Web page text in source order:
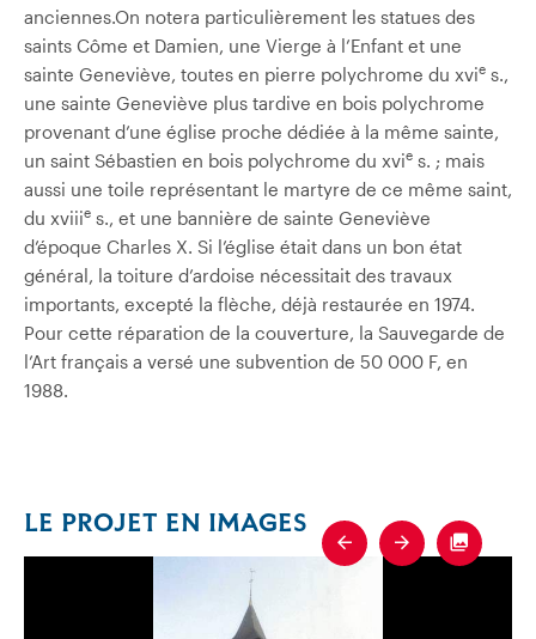
anciennes.On notera particulièrement les statues des
saints Côme et Damien, une Vierge à l’Enfant et une
sainte Geneviève, toutes en pierre polychrome du xvie s.,
une sainte Geneviève plus tardive en bois polychrome
provenant d’une église proche dédiée à la même sainte,
un saint Sébastien en bois polychrome du xvie s. ; mais
aussi une toile représentant le martyre de ce même saint,
du xviiie s., et une bannière de sainte Geneviève
d’époque Charles X. Si l’église était dans un bon état
général, la toiture d’ardoise nécessitait des travaux
importants, excepté la flèche, déjà restaurée en 1974.
Pour cette réparation de la couverture, la Sauvegarde de
l’Art français a versé une subvention de 50 000 F, en
1988.
LE PROJET EN IMAGES
Previous
Next